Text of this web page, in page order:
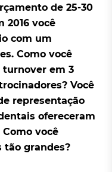
de 25-30
2016 você
com um
Como você
em 3
Você
representação
ofereceram
você
tão grandes?